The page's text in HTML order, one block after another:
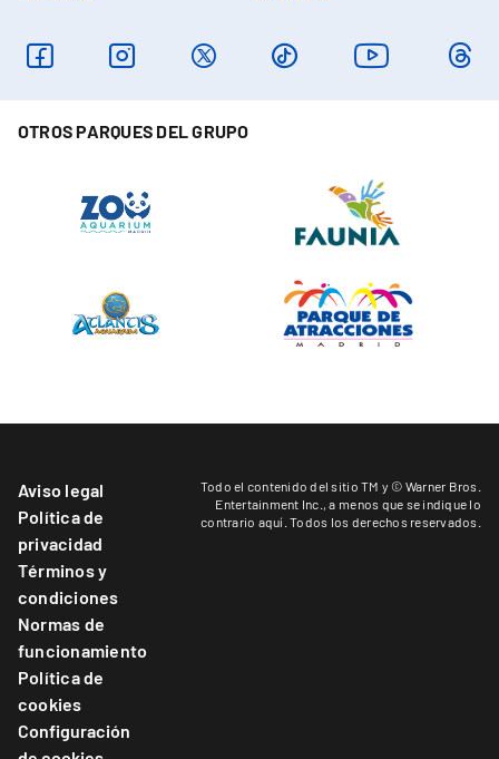
OTROS PARQUES DEL GRUPO
Aviso legal
Política de
privacidad
Términos y
condiciones
Normas de
funcionamiento
Política de
cookies
Configuración
Todo el contenido del sitio TM y © Warner Bros.
Entertainment Inc.,a menos que se indique lo
contrario aquí . Todos los derechos reservados.